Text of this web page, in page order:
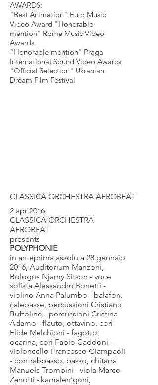
AWARDS:
"Best Animation" Euro Music
Video Award "Honorable
mention" Rome Music Video
Awards
"Honorable mention" Praga
International Sound Video Awards
"Official Selection" Ukranian
Dream Film Festival
CLASSICA ORCHESTRA AFROBEAT
2 apr 2016
CLASSICA ORCHESTRA
AFROBEAT
presents
POLYPHONIE
in anteprima assoluta 28 gennaio
2016, Auditorium Manzoni,
Bologna Njamy Sitson - voce
solista Alessandro Bonetti -
violino Anna Palumbo - balafon,
calebasse, percussioni Cristiano
Buffolino - percussioni Cristina
Adamo - flauto, ottavino, cori
Elide Melchioni - fagotto,
ocarina, cori Fabio Gaddoni -
violoncello Francesco Giampaoli
- contrabbasso, basso, chitarra
Manuela Trombini - viola Marco
Zanotti - kamalen'goni,